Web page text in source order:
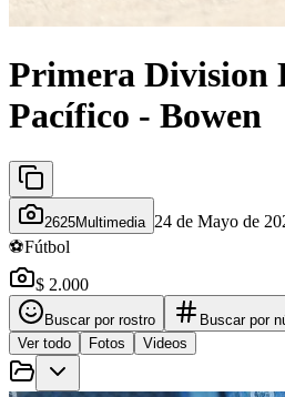
Primera Division
Pacífico - Bowen
2625Multimedia 24 de Mayo de
⚽Fútbol
$ 2.000
Buscar por rostro
Buscar por
Ver todo
Fotos Videos